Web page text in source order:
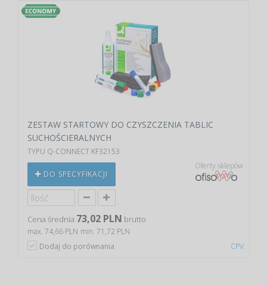
CPV:
ZESTAW STARTOWY DO CZYSZCZENIA TABLIC
SUCHOŚCIERALNYCH
TYPU Q-CONNECT KF32153
DO SPECYFIKACJI
Oferty sklepów
Cena średnia 73,02 PLN brutto
max. 74,66 PLN min. 71,72 PLN
Dodaj do porównania